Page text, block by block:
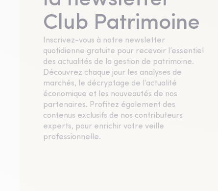
Club Patrimoine
Inscrivez-vous à notre newsletter
quotidienne gratuite pour recevoir l’essentiel
des actualités de la gestion de patrimoine.
Découvrez chaque jour les analyses de
marchés, le décryptage de l’actualité
économique et les nouveautés de nos
partenaires. Profitez également des
contenus exclusifs de nos contributeurs
experts, pour enrichir votre veille
professionnelle.